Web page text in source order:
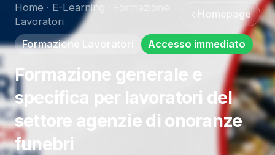
Home · E-Learning
Lavoratori
Homepage
Formazione Lavoratori Accesso immediato
Formazione generale e
specifica per lavoratori del
settore agenzie di onoranze
funebri